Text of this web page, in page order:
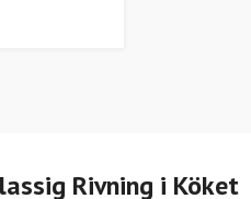
Rivning i Köket